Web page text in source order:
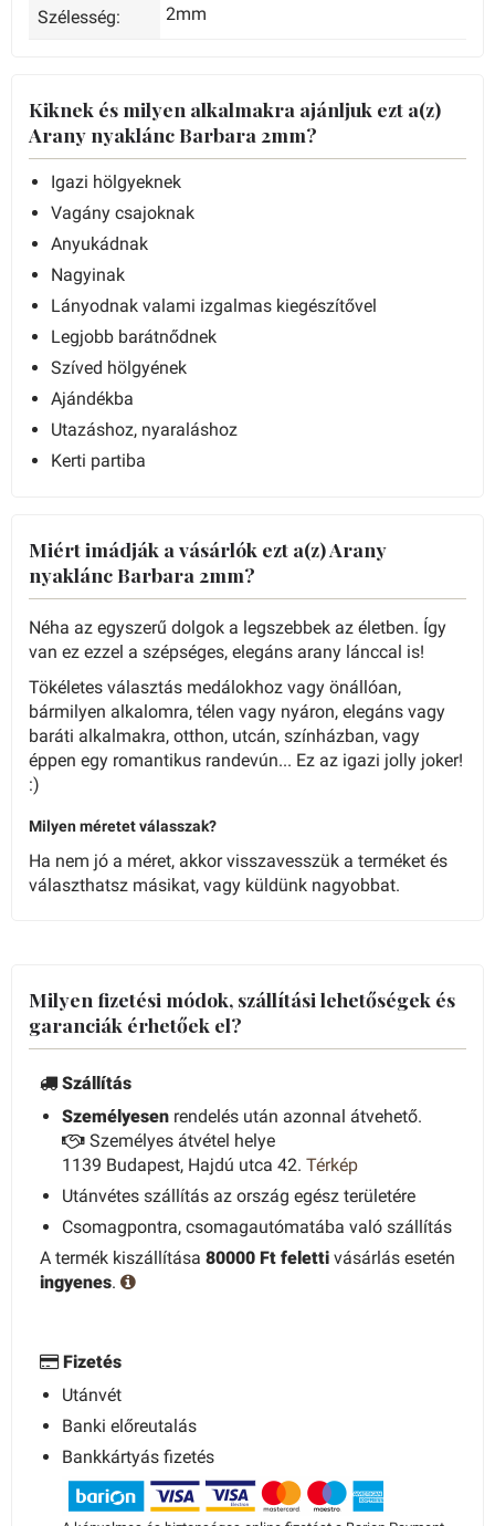
Szélesség: 2mm
Kiknek és milyen alkalmakra ajánljuk ezt a(z)
Arany nyaklánc Barbara 2mm?
Igazi hölgyeknek
Vagány csajoknak
Anyukádnak
Nagyinak
Lányodnak valami izgalmas kiegészítővel
Legjobb barátnődnek
Szíved hölgyének
Ajándékba
Utazáshoz, nyaraláshoz
Kerti partiba
Miért imádják a vásárlók ezt a(z) Arany
nyaklánc Barbara 2mm?
Néha az egyszerű dolgok a legszebbek az életben. Így
van ez ezzel a szépséges, elegáns arany lánccal is!
Tökéletes választás medálokhoz vagy önállóan,
bármilyen alkalomra, télen vagy nyáron, elegáns vagy
baráti alkalmakra, otthon, utcán, színházban, vagy
éppen egy romantikus randevún... Ez az igazi jolly joker!
:)
Milyen méretet válasszak?
Ha nem jó a méret, akkor visszavesszük a terméket és
választhatsz másikat, vagy küldünk nagyobbat.
Milyen fizetési módok, szállítási lehetőségek és
garanciák érhetőek el?
Szállítás
Személyesen rendelés után azonnal átvehető.
Személyes átvétel helye
1139 Budapest, Hajdú utca 42. Térkép
Utánvétes szállítás az ország egész területére
Csomagpontra, csomagautómatába való szállítás
A termék kiszállítása 80000 Ft feletti vásárlás esetén
ingyenes.
Fizetés
Utánvét
Banki előreutalás
Bankkártyás fizetés